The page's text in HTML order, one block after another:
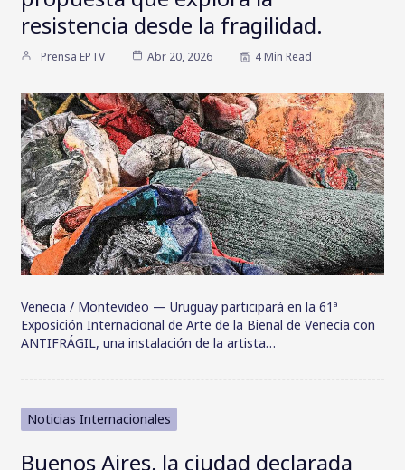
resistencia desde la fragilidad.
Prensa EPTV Abr 20, 2026 4 Min Read
Venecia / Montevideo — Uruguay participará en la 61ª
Exposición Internacional de Arte de la Bienal de Venecia con
ANTIFRÁGIL, una instalación de la artista…
Noticias Internacionales
Buenos Aires, la ciudad declarada